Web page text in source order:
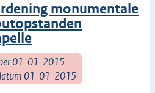
monumentale
01-01-2015
01-01-2015